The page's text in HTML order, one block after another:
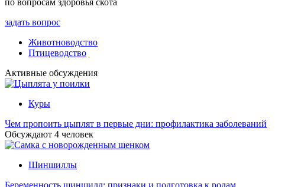
по вопросам здоровья скота
задать вопрос
Животноводство
Птицеводство
Активные обсуждения
Куры
Чем пропоить цыплят в первые дни: профилактика заболеваний
Обсуждают 4 человек
Шиншиллы
Беременность шиншилл: признаки и подготовка к родам